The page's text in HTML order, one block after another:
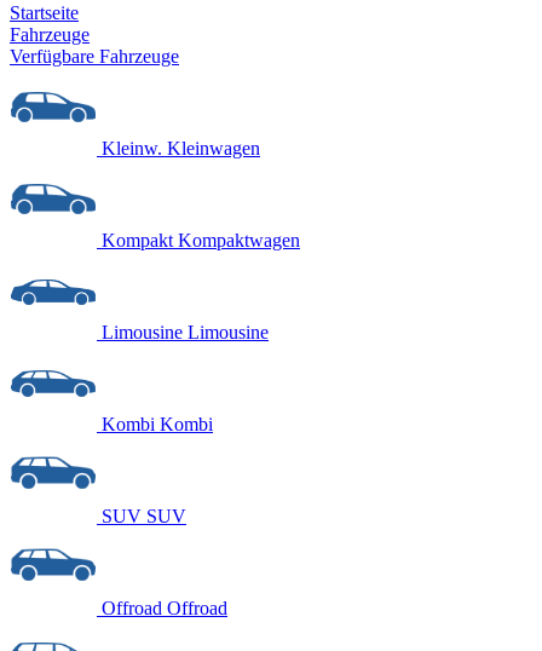
Startseite
Fahrzeuge
Verfügbare Fahrzeuge
Kleinw. Kleinwagen
Kompakt Kompaktwagen
Limousine Limousine
Kombi Kombi
SUV SUV
Offroad Offroad